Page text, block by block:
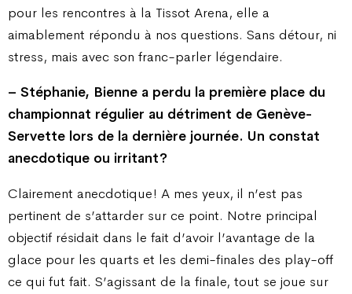
pour les rencontres à la Tissot Arena, elle a
aimablement répondu à nos questions. Sans détour, ni
stress, mais avec son franc-parler légendaire.
– Stéphanie, Bienne a perdu la première place du
championnat régulier au détriment de Genève-
Servette lors de la dernière journée. Un constat
anecdotique ou irritant ?
Clairement anecdotique ! A mes yeux, il n’est pas
pertinent de s’attarder sur ce point. Notre principal
objectif résidait dans le fait d’avoir l’avantage de la
glace pour les quarts et les demi-finales des play-off
ce qui fut fait. S’agissant de la finale, tout se joue sur